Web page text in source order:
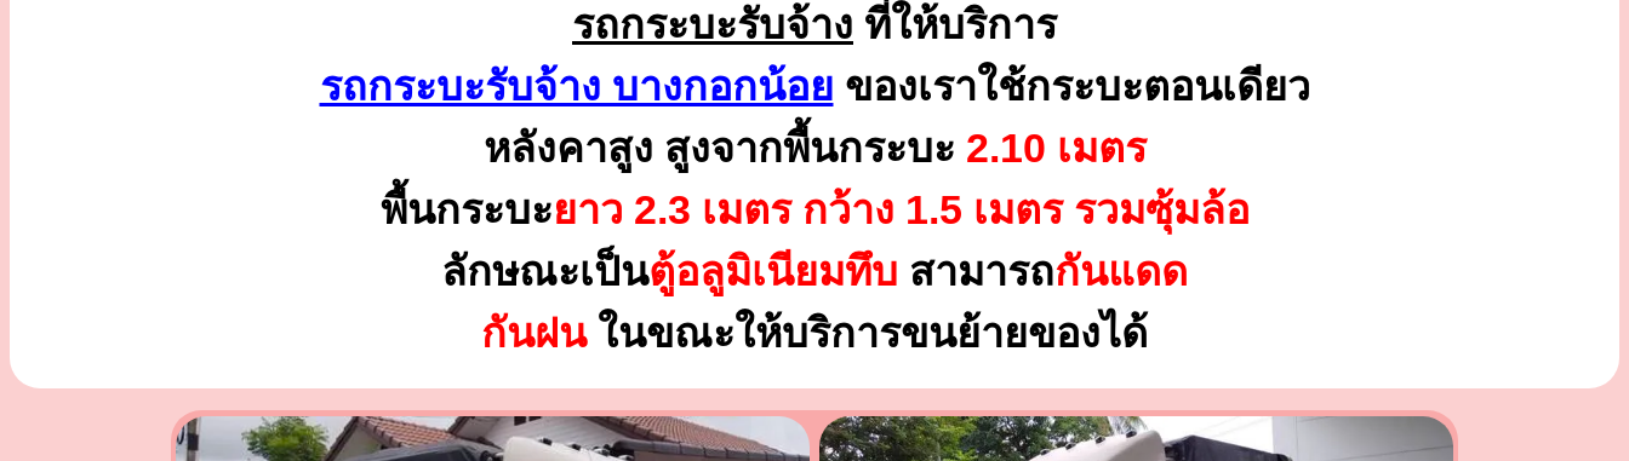
รถกระบะรับจ้าง ที่ให้บริการ
รถกระบะรับจ้าง บางกอกน้อย ของเราใช้กระบะตอนเดียว
หลังคาสูง สูงจากพื้นกระบะ 2.10 เมตร
พื้นกระบะยาว 2.3 เมตร กว้าง 1.5 เมตร รวมซุ้มล้อ
ลักษณะเป็นตู้อลูมิเนียมทึบ สามารถกันแดด
กันฝนในขณะให้บริการขนย้ายของได้